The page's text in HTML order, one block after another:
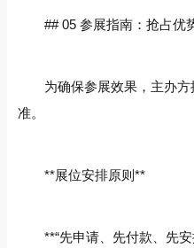
## 05 参展指南：抢占优
为确保参展效果，主办
准。
**展位安排原则**
**“先申请、先付款、先